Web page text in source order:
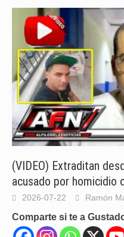
(VIDEO) Extraditan
acusado por homicidio
2026-07-22 Ramón
Comparte si te a